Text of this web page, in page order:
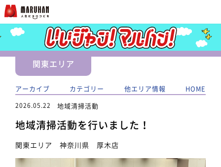
関東エリア
アーカイブ カテゴリー 他エリア情報 HOME
2026.05.22 地域清掃活動
地域清掃活動を行いました！
関東エリア 神奈川県 厚木店